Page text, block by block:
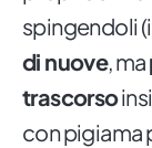
spingendoli
di nuove, ma
trascorso
con pigiama